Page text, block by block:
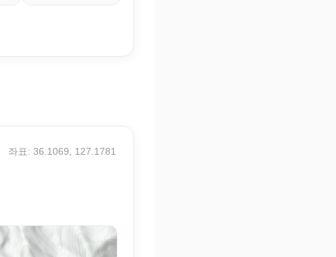
좌표: 36.1069, 127.1781